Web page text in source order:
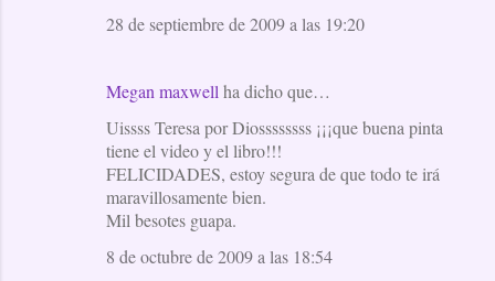
28 de septiembre de 2009 a las 19:20
Megan maxwell ha dicho que…
Uissss Teresa por Diossssssss ¡¡¡que buena pinta
tiene el video y el libro!!!
FELICIDADES, estoy segura de que todo te irá
maravillosamente bien.
Mil besotes guapa.
8 de octubre de 2009 a las 18:54